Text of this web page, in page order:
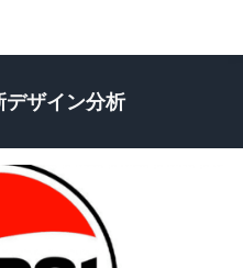
ザイン分析